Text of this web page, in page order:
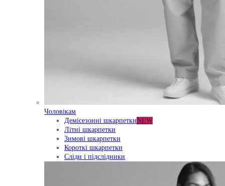
Чоловікам
Демісезонні шкарпеткиNEW
Літні шкарпетки
Зимові шкарпетки
Короткі шкарпетки
Сліди і підслідники